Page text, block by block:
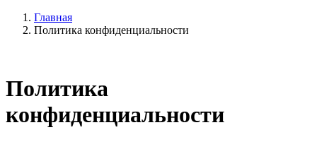
Главная
Политика конфиденциальности
Политика
конфиденциальности